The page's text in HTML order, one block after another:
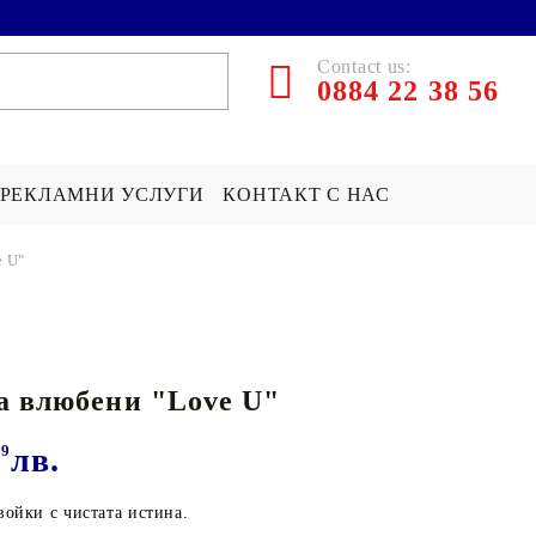
Contact us:
0884 22 38 56
СУИЧЪР ПО ПОРЪЧКА
Star Wars Подаръци
РЕКЛАМНИ УСЛУГИ КОНТАКТ С НАС
U"
влюбени "Love U"
лв.
с чистата истина.